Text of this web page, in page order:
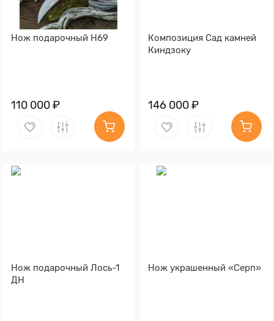
Нож подарочный Н69
110 000 ₽
Композиция Сад камней
Киндзоку
146 000 ₽
Нож подарочный Лось-1
ДН
Нож украшенный «Серп»